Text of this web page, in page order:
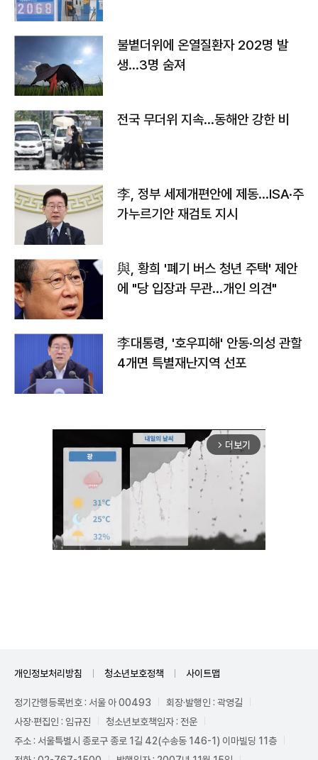
불볕더위에 온열질환자 202명 발
생…3명 숨져
전국 무더위 지속…동해안 강한 비
李, 정부 세제개편안에 제동…ISA·주
가누르기안 재검토 지시
與, 황희 '폐기 버스 청년 주택' 제안
에 "당 입장과 무관…개인 의견"
李대통령, '호우피해' 안동·의성 관할
4개면 특별재난지역 선포
arrow_forward_ios 더보기
개인정보처리방침 청소년보호정책 사이트맵
정기간행등록번호 : 서울 아 00493
회장·발행인 : 곽영길
사장·편집인 : 임규진
청소년보호책임자 : 전운
주소 : 서울특별시 종로구 종로 1길 42(수송동 146-1) 이마빌딩 11층